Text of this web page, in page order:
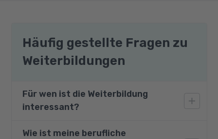
Häufig gestellte Fragen zu
Weiterbildungen
Für wen ist die Weiterbildung
interessant?
Die Weiterbildung richtet sich an kreative
Wie ist meine berufliche